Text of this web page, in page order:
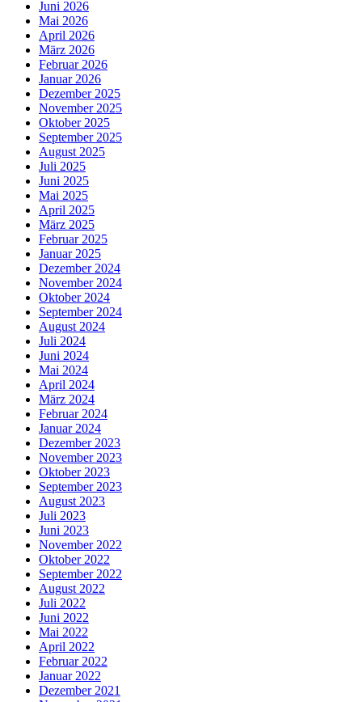
Juni 2026
Mai 2026
April 2026
März 2026
Februar 2026
Januar 2026
Dezember 2025
November 2025
Oktober 2025
September 2025
August 2025
Juli 2025
Juni 2025
Mai 2025
April 2025
März 2025
Februar 2025
Januar 2025
Dezember 2024
November 2024
Oktober 2024
September 2024
August 2024
Juli 2024
Juni 2024
Mai 2024
April 2024
März 2024
Februar 2024
Januar 2024
Dezember 2023
November 2023
Oktober 2023
September 2023
August 2023
Juli 2023
Juni 2023
November 2022
Oktober 2022
September 2022
August 2022
Juli 2022
Juni 2022
Mai 2022
April 2022
Februar 2022
Januar 2022
Dezember 2021